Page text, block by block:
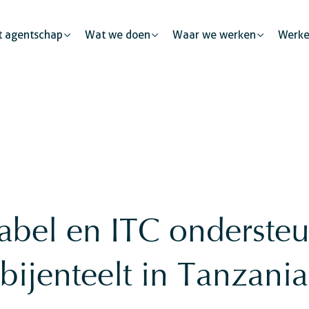
agentschap Wat we doen Waar we werken
en ITC
bijenteelt in Tanzania